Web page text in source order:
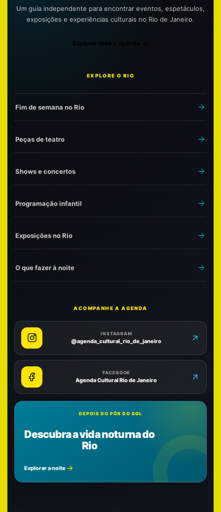
Um guia independente para encontrar eventos, espetáculos,
exposições e experiências culturais no Rio de Janeiro.
Explorar toda a agenda
EXPLORE O RIO
Fim de semana no Rio
Peças de teatro
Shows e concertos
Programação infantil
Exposições no Rio
O que fazer à noite
ACOMPANHE A AGENDA
INSTAGRAM
@agenda_cultural_rio_de_janeiro
FACEBOOK
Agenda Cultural Rio de Janeiro
DEPOIS DO PÔR DO SOL
Descubra a vida noturna do
Rio
Explorar a noite